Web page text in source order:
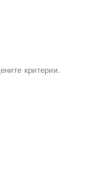
критерии.